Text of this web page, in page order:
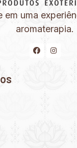
em uma
aromaterapia.